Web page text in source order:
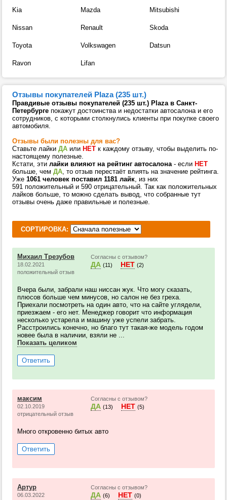
Kia Mazda Mitsubishi
Nissan Renault Skoda
Toyota Volkswagen Datsun
Ravon Lifan
Отзывы покупателей Plaza (235 шт.)
Правдивые отзывы покупателей (235 шт.) Plaza в Санкт-
Петербурге покажут достоинства и недостатки автосалона и его
сотрудников, с которыми столкнулись клиенты при покупке своего
автомобиля.
Отзывы были полезны для вас?
Ставьте лайки ДА или НЕТ к каждому отзыву, чтобы выделить по-
настоящему полезные.
Кстати, эти лайки влияют на рейтинг автосалона- если НЕТ
больше, чем ДА, то отзыв перестаёт влиять на значение рейтинга.
Уже 1061 человек поставил 1181 лайк, из них
591 положительный и 590 отрицательный. Так как положительных
лайков больше, то можно сделать вывод, что собранные тут
отзывы очень даже правильные и полезные.
СОРТИРОВКА:
Михаил Трезубов
18.02.2021
положительный отзыв
Согласны с отзывом?
ДА (11) НЕТ (2)
Вчера были, забрали наш ниссан жук. Что могу сказать,
плюсов больше чем минусов, но салон не без греха.
Приехали посмотреть на один авто, что на сайте углядели,
приезжаем - его нет. Менеджер говорит что информация
несколько устарела и машину уже успели забрать.
Расстроились конечно, но благо тут такая-же модель годом
новее была в наличии, взяли не ...
Показать целиком
Ответить
максим
02.10.2019
отрицательный отзыв
Согласны с отзывом?
ДА (13) НЕТ (5)
Много откровенно битых авто
Ответить
Артур
06.03.2022
Согласны с отзывом?
ДА (6) НЕТ (0)